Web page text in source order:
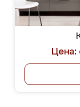
Цена: